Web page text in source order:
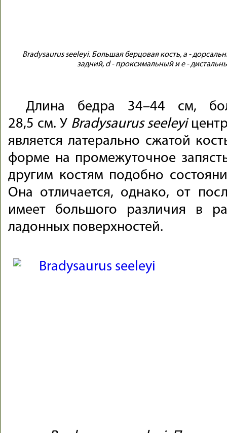
Bradysaurus seeleyi. Большая берцовая кость, a -
задний, d - проксимальный и e -
Длина бедра 34–44 см,
28,5 см. У Bradysaurus seeleyi
является латерально сжатой
форме на промежуточное
другим костям подобно
Она отличается, однако, от
имеет большого различия в
ладонных поверхностей.